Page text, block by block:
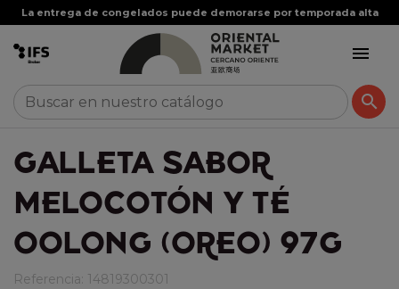
La entrega de congelados puede demorarse por temporada alta


GALLETA SABOR
MELOCOTÓN Y TÉ
OOLONG (OREO) 97G
Referencia: 14819300301